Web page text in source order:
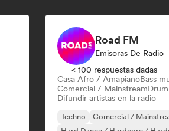
Road FM
Emisoras De Radio
< 100 respuestas dadas
Casa Afro / AmapianoBass
Comercial / Mainstream
Difundir artistas en la radio
Techno Comercial /